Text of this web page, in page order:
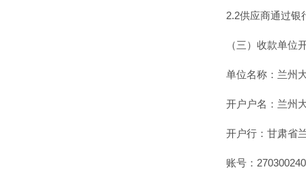
2.2供应商通过银
（三）收款单位
单位名称：兰州
开户户名：兰州
开户行：甘肃省
账号：